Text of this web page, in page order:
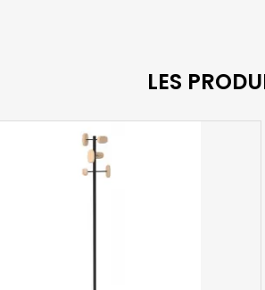
LES